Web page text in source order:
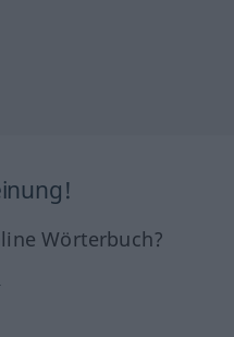
Wörterbuch?